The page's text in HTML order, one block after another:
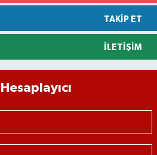
TAKIP ET
İLETIŞIM